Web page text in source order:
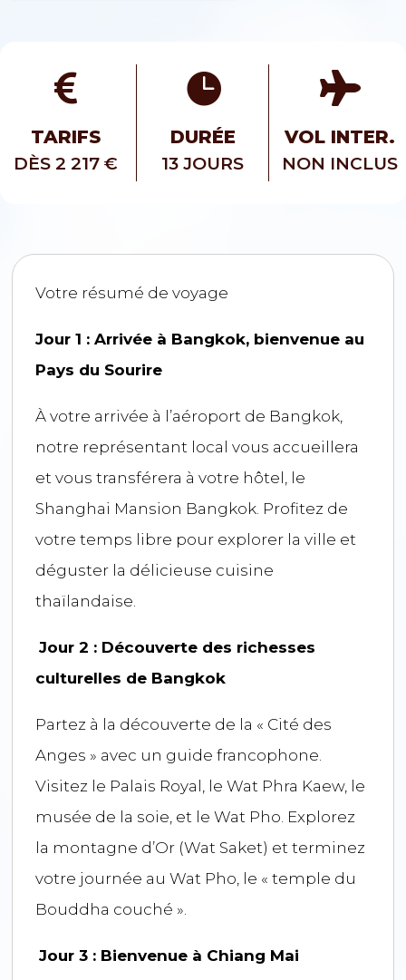

TARIFS
DÈS 2 217 €

DURÉE
13 JOURS

VOL INTER.
NON INCLUS
Votre résumé de voyage
Jour 1 : Arrivée à Bangkok, bienvenue au
Pays du Sourire
À votre arrivée à l’aéroport de Bangkok,
notre représentant local vous accueillera
et vous transférera à votre hôtel, le
Shanghai Mansion Bangkok. Profitez de
votre temps libre pour explorer la ville et
déguster la délicieuse cuisine
thaïlandaise.
Jour 2 : Découverte des richesses
culturelles de Bangkok
Partez à la découverte de la « Cité des
Anges » avec un guide francophone.
Visitez le Palais Royal, le Wat Phra Kaew, le
musée de la soie, et le Wat Pho. Explorez
la montagne d’Or (Wat Saket) et terminez
votre journée au Wat Pho, le « temple du
Bouddha couché ».
Jour 3 : Bienvenue à Chiang Mai